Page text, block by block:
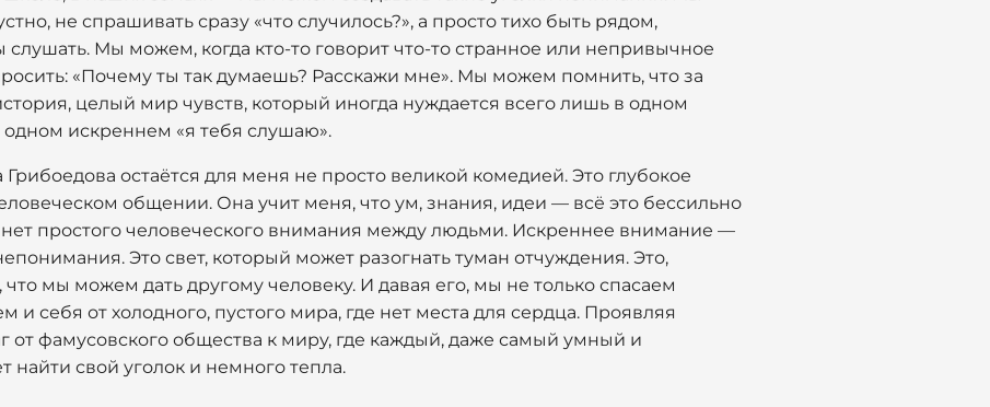
не спрашивать сразу «что случилось?», а просто тихо быть рядом,
слушать. Мы можем, когда кто-то говорит что-то странное или непривычное
«Почему ты так думаешь? Расскажи мне». Мы можем помнить, что за
целый мир чувств, который иногда нуждается всего лишь в одном
одном искреннем «я тебя слушаю».
Грибоедова остаётся для меня не просто великой комедией. Это глубокое
общении. Она учит меня, что ум, знания, идеи — всё это бессильно
простого человеческого внимания между людьми. Искреннее внимание —
Это свет, который может разогнать туман отчуждения. Это,
мы можем дать другому человеку. И давая его, мы не только спасаем
и себя от холодного, пустого мира, где нет места для сердца. Проявляя
фамусовского общества к миру, где каждый, даже самый умный и
свой уголок и немного тепла.